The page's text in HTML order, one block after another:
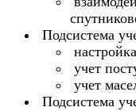
Подсистема
учет
учет
Подсистема